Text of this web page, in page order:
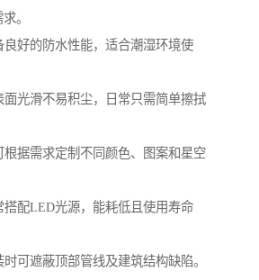
。
良好的防水性能，适合潮湿环境使
面光滑不易积尘，日常只需简单擦拭
根据需求定制不同颜色、图案和星空
搭配LED光源，能耗低且使用寿命
可遮蔽顶部管线及建筑结构缺陷。